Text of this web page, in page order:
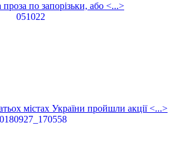
проза по запорізьки, або <...>
містах України пройшли акції <...>